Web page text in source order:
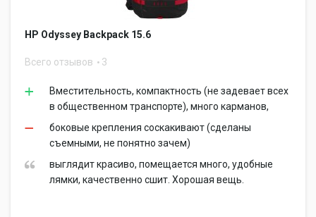
HP Odyssey Backpack 15.6
Всего отзывов 3
Вместительность, компактность (не задевает всех
в общественном транспорте), много карманов,
боковые крепления соскакивают (сделаны
съемными, не понятно зачем)
выглядит красиво, помещается много, удобные
лямки, качественно сшит. Хорошая вещь.